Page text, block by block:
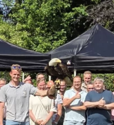
werken bij kelderman
mvo
leerbedrijf
magazines